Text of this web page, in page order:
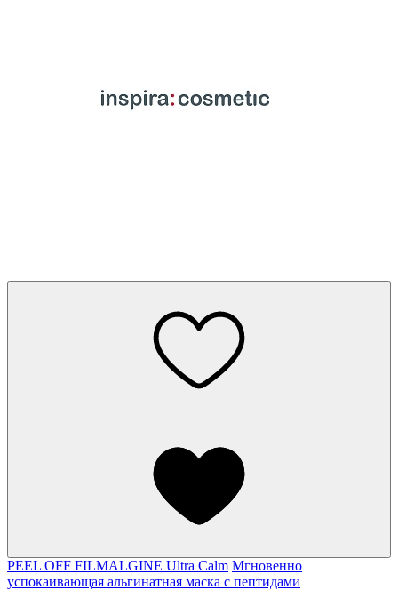
PEEL OFF FILMALGINE Ultra Calm Мгновенно
успокаивающая альгинатная маска с пептидами